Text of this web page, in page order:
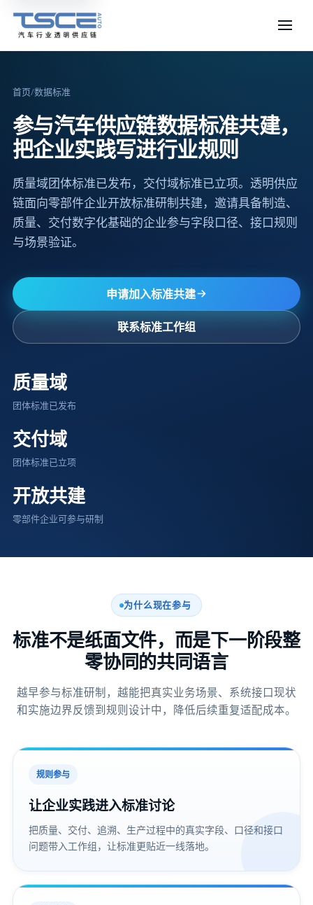
首页/数据标准
参与汽车供应链数据标准共建，
把企业实践写进行业规则
质量域团体标准已发布，交付域标准已立项。透明供应
链面向零部件企业开放标准研制共建，邀请具备制造、
质量、交付数字化基础的企业参与字段口径、接口规则
与场景验证。
申请加入标准共建
联系标准工作组
质量域
团体标准已发布
交付域
团体标准已立项
开放共建
零部件企业可参与研制
为什么现在参与
标准不是纸面文件，而是下一阶段整
零协同的共同语言
越早参与标准研制，越能把真实业务场景、系统接口现状
和实施边界反馈到规则设计中，降低后续重复适配成本。
规则参与
让企业实践进入标准讨论
把质量、交付、追溯、生产过程中的真实字段、口径和接口
问题带入工作组，让标准更贴近一线落地。